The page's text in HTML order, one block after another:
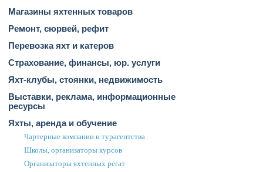
Магазины яхтенных товаров
Ремонт, сюрвей, рефит
Перевозка яхт и катеров
Страхование, финансы, юр. услуги
Яхт-клубы, стоянки, недвижимость
Выставки, реклама, информационные
ресурсы
Яхты, аренда и обучение
Чартерные компании и турагентства
Школы, организаторы курсов
Организаторы яхтенных регат